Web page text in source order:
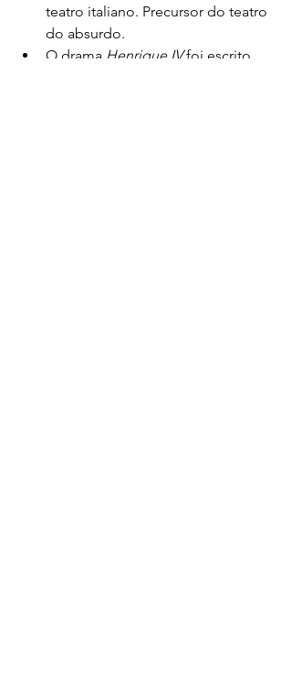
teatro italiano. Precursor do teatro
do absurdo.
O drama Henrique IV foi escrito